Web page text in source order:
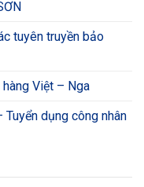
tuyên truyền bảo
Việt – Nga
dụng công nhân